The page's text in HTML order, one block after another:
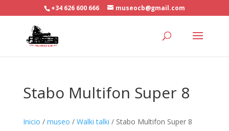
+34 626 600 666 museocb@gmail.com
Stabo Multifon Super 8
Inicio / museo / Walki talki / Stabo Multifon Super 8